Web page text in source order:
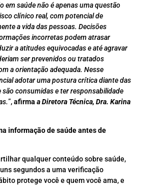
em saúde não é apenas uma questão
clínico real, com potencial de
a vida das pessoas. Decisões
incorretas podem atrasar
a atitudes equivocadas e até agravar
ser prevenidos ou tratados
a orientação adequada. Nesse
adotar uma postura crítica diante das
consumidas e ter responsabilidade
”,afirma a Diretora Técnica, Dra. Karina
informação de saúde antes de
qualquer conteúdo sobre saúde,
segundos a uma verificação
protege você e quem você ama, e